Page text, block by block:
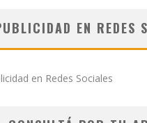
EN REDES